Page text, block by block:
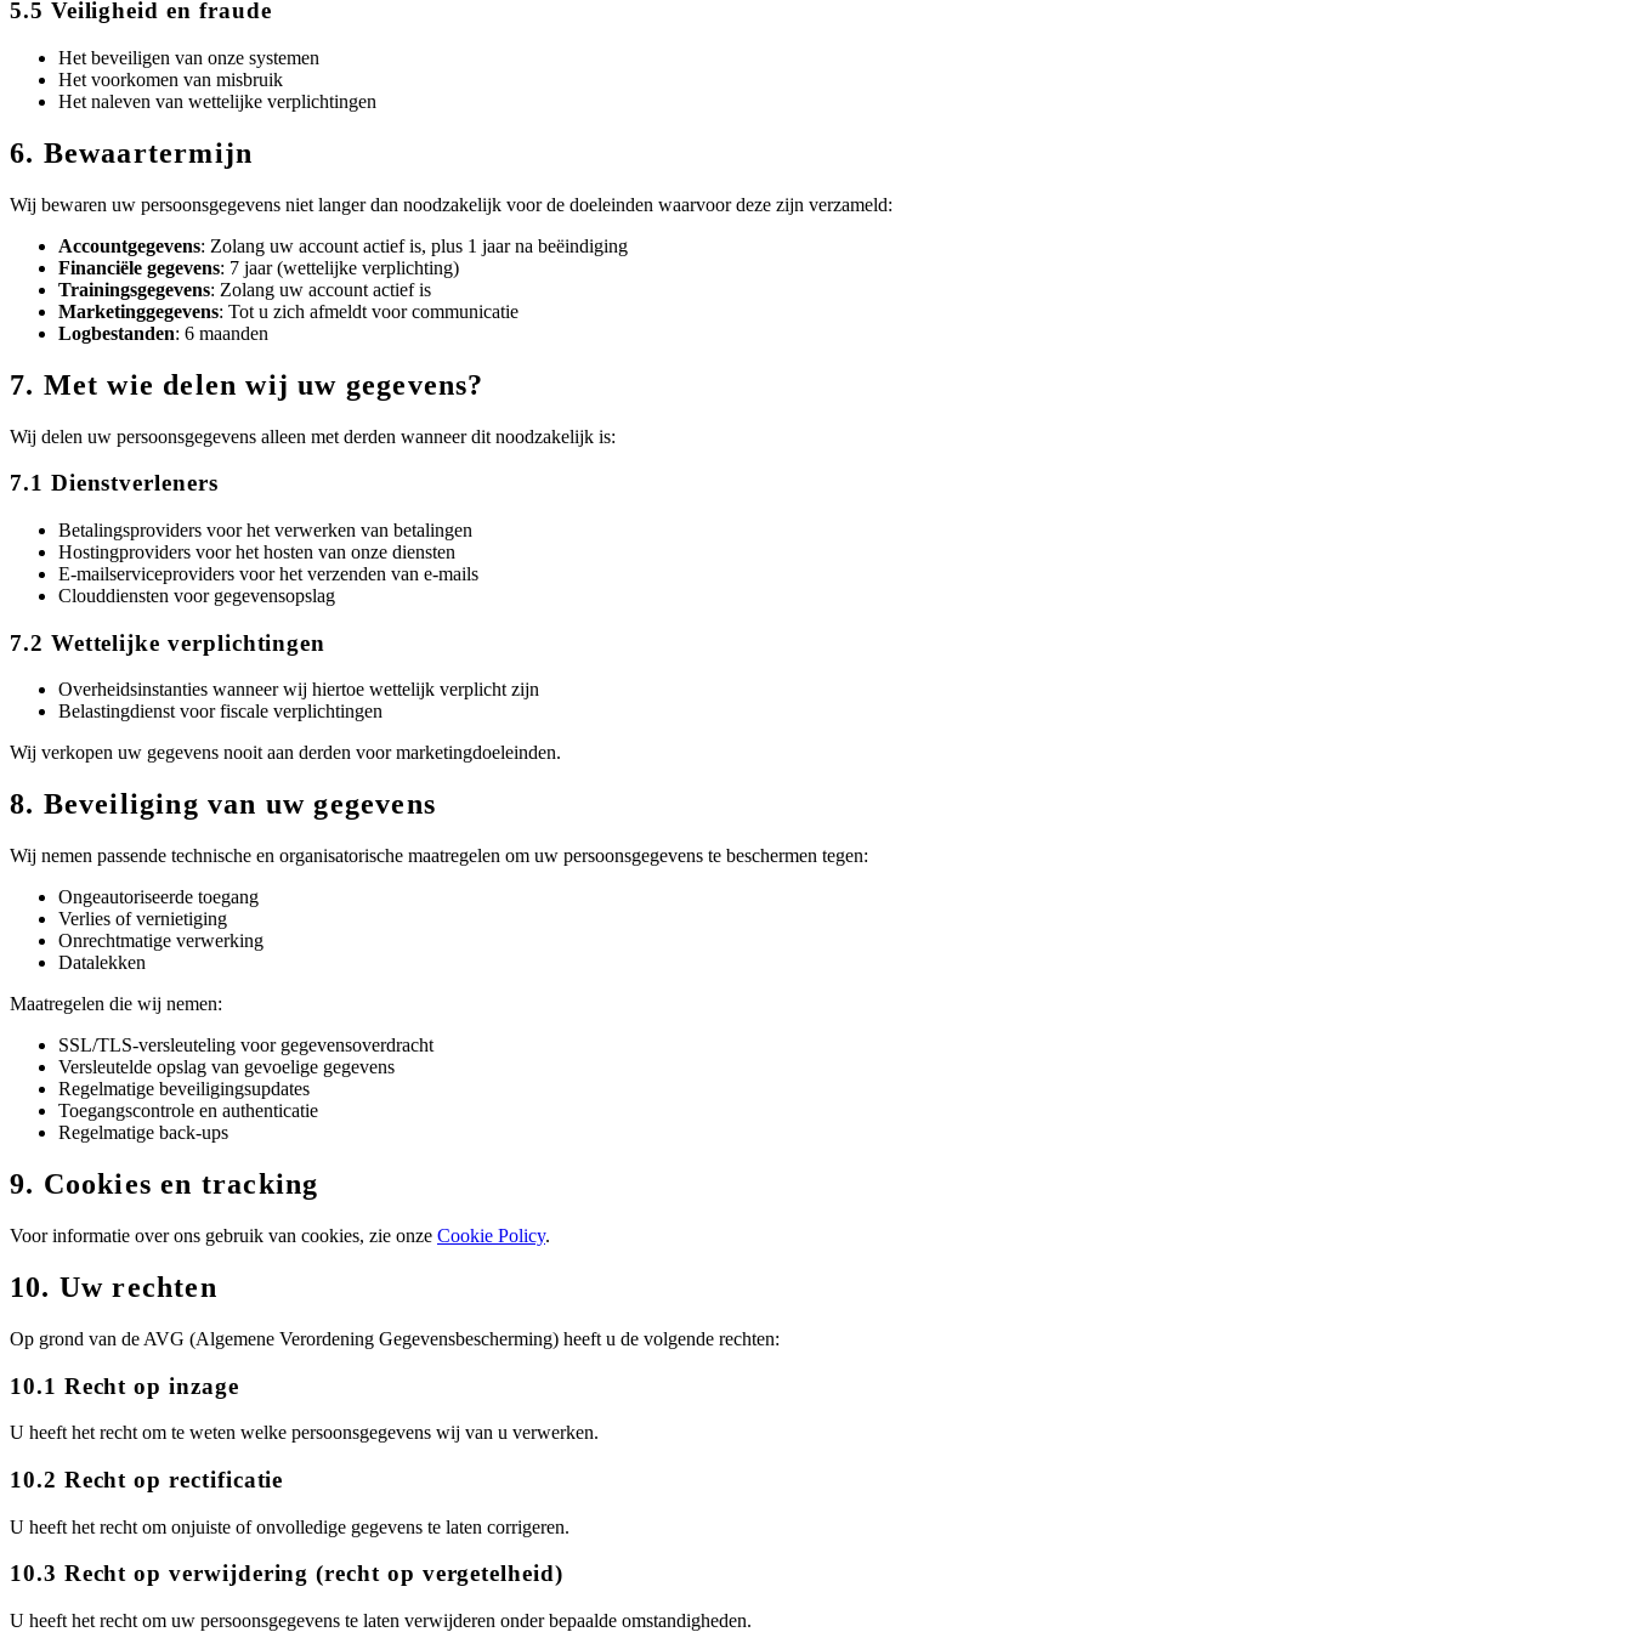
5.5 Veiligheid en fraude
Het beveiligen van onze systemen
Het voorkomen van misbruik
Het naleven van wettelijke verplichtingen
6. Bewaartermijn
Wij bewaren uw persoonsgegevens niet langer dan noodzakelijk voor de doeleinden waarvoor deze zijn verzameld:
Accountgegevens: Zolang uw account actief is, plus 1 jaar na beëindiging
Financiële gegevens: 7 jaar (wettelijke verplichting)
Trainingsgegevens: Zolang uw account actief is
Marketinggegevens: Tot u zich afmeldt voor communicatie
Logbestanden: 6 maanden
7. Met wie delen wij uw gegevens?
Wij delen uw persoonsgegevens alleen met derden wanneer dit noodzakelijk is:
7.1 Dienstverleners
Betalingsproviders voor het verwerken van betalingen
Hostingproviders voor het hosten van onze diensten
E-mailserviceproviders voor het verzenden van e-mails
Clouddiensten voor gegevensopslag
7.2 Wettelijke verplichtingen
Overheidsinstanties wanneer wij hiertoe wettelijk verplicht zijn
Belastingdienst voor fiscale verplichtingen
Wij verkopen uw gegevens nooit aan derden voor marketingdoeleinden.
8. Beveiliging van uw gegevens
Wij nemen passende technische en organisatorische maatregelen om uw persoonsgegevens te beschermen tegen:
Ongeautoriseerde toegang
Verlies of vernietiging
Onrechtmatige verwerking
Datalekken
Maatregelen die wij nemen:
SSL/TLS-versleuteling voor gegevensoverdracht
Versleutelde opslag van gevoelige gegevens
Regelmatige beveiligingsupdates
Toegangscontrole en authenticatie
Regelmatige back-ups
9. Cookies en tracking
Voor informatie over ons gebruik van cookies, zie onze Cookie Policy.
10. Uw rechten
Op grond van de AVG (Algemene Verordening Gegevensbescherming) heeft u de volgende rechten:
10.1 Recht op inzage
U heeft het recht om te weten welke persoonsgegevens wij van u verwerken.
10.2 Recht op rectificatie
U heeft het recht om onjuiste of onvolledige gegevens te laten corrigeren.
10.3 Recht op verwijdering (recht op vergetelheid)
U heeft het recht om uw persoonsgegevens te laten verwijderen onder bepaalde omstandigheden.